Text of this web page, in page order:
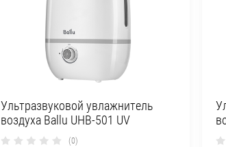
Ультразвуковой увлажнитель
воздуха Ballu UHB-501 UV
(0)